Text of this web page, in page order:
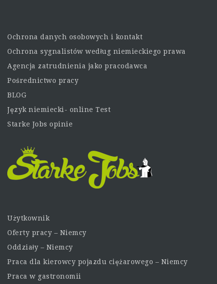
Ochrona danych osobowych i kontakt
Ochrona sygnalistów według niemieckiego prawa
Agencja zatrudnienia jako pracodawca
Pośrednictwo pracy
BLOG
Język niemiecki- online Test
Starke Jobs opinie
Użytkownik
Oferty pracy – Niemcy
Oddziały – Niemcy
Praca dla kierowcy pojazdu ciężarowego – Niemcy
Praca w gastronomii